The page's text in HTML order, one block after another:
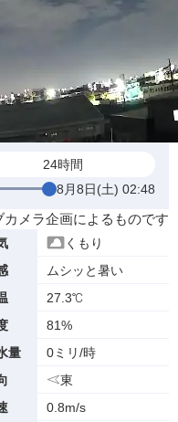
24時間
8月8日(土) 02:48
メラ企画によるものです
くもり
ムシッと暑い
27.3℃
81%
量
0ミリ/時
東
0.8m/s